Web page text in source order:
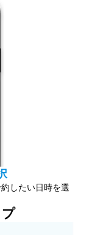
したい日時を選